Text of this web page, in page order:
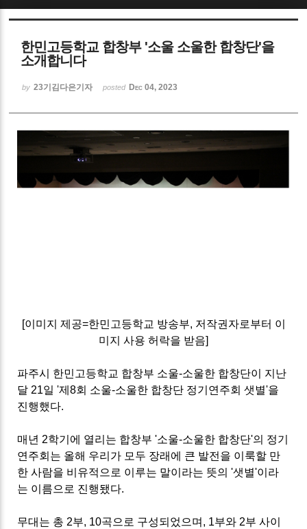
한민고등학교 합창부 '소울 소울한 합창단'을
소개합니다
by 23기김다은기자 posted Dec 04, 2023
[이미지 제공=한민고등학교 방송부, 저작권자로부터 이
미지 사용 허락을 받음]
파주시 한민고등학교 합창부 소울-소울한 합창단이 지난
달 21일 '제8회 소울-소울한 합창단 정기연주회 샛별'을
진행했다.
매년 2학기에 열리는 합창부 '소울-소울한 합창단'의 정기
연주회는 올해 우리가 모두 장래에 큰 발전을 이룩할 만
한 사람을 비유적으로 이루는 말이라는 뜻의 '샛별'이라
는 이름으로 진행됐다.
무대는 총 2부, 10곡으로 구성되었으며, 1부와 2부 사이